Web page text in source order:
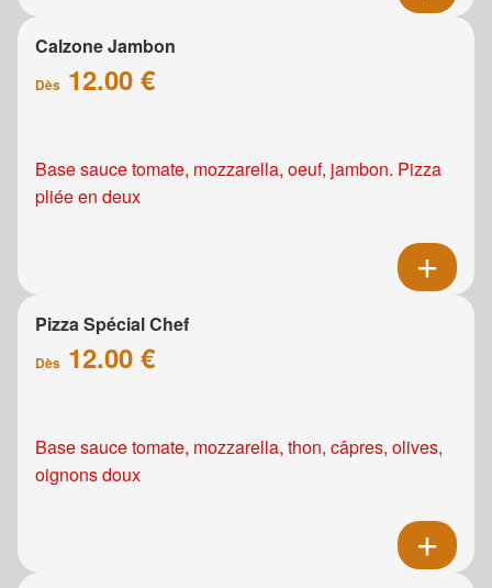
Calzone Jambon
Dès 12.00 €
Base sauce tomate, mozzarella, oeuf, jambon. Pizza
pliée en deux
Pizza Spécial Chef
Dès 12.00 €
Base sauce tomate, mozzarella, thon, câpres, olives,
oignons doux